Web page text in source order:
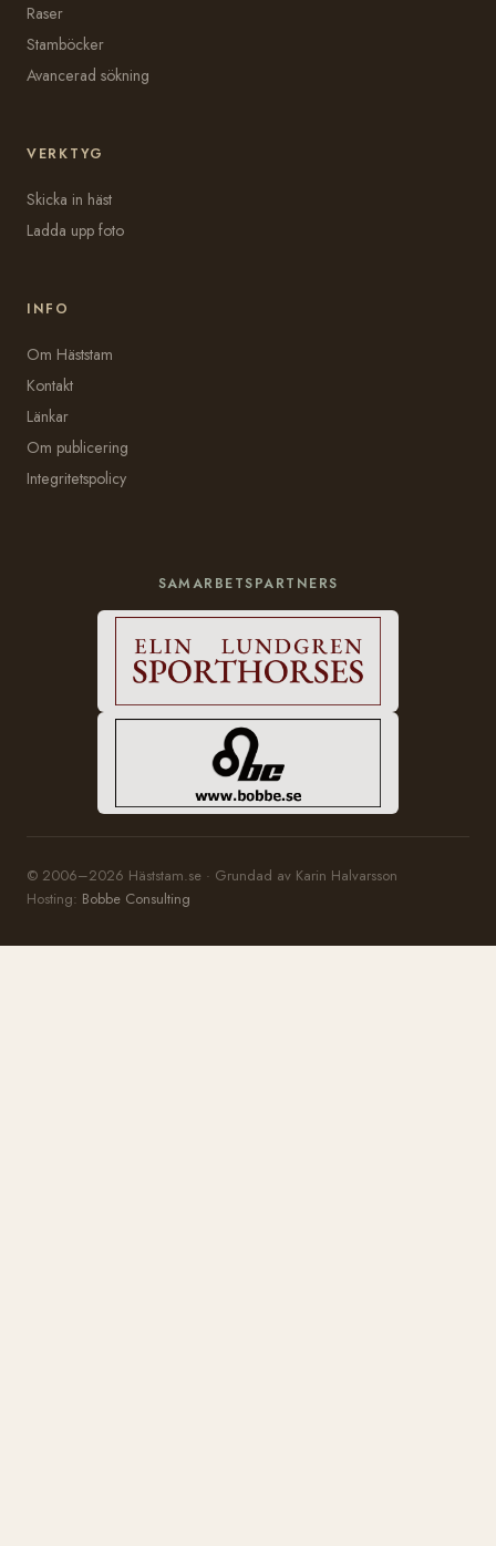
Raser
Stamböcker
Avancerad sökning
VERKTYG
Skicka in häst
Ladda upp foto
INFO
Om Häststam
Kontakt
Länkar
Om publicering
Integritetspolicy
SAMARBETSPARTNERS
© 2006–2026 Häststam.se · Grundad av Karin Halvarsson
Hosting: Bobbe Consulting